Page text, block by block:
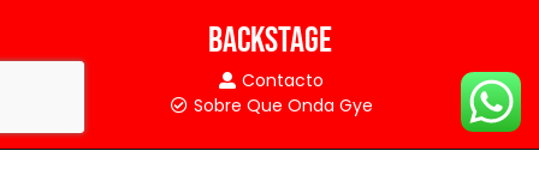
BACKSTAGE
Contacto
Sobre Que Onda Gye